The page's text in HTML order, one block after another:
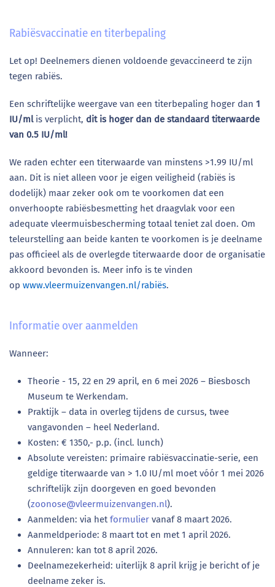
Rabiësvaccinatie en titerbepaling
Let op! Deelnemers dienen voldoende gevaccineerd te zijn
tegen rabiës.
Een schriftelijke weergave van een titerbepaling hoger dan 1
IU/mlis verplicht, dit is hoger dan de standaard titerwaarde
van 0.5 IU/ml!
We raden echter een titerwaarde van minstens >1.99 IU/ml
aan. Dit is niet alleen voor je eigen veiligheid (rabiës is
dodelijk) maar zeker ook om te voorkomen dat een
onverhoopte rabiësbesmetting het draagvlak voor een
adequate vleermuisbescherming totaal teniet zal doen. Om
teleurstelling aan beide kanten te voorkomen is je deelname
pas officieel als de overlegde titerwaarde door de organisatie
akkoord bevonden is. Meer info is te vinden
op www.vleermuizenvangen.nl/rabiës.
Informatie over aanmelden
Wanneer:
Theorie - 15, 22 en 29 april, en 6 mei 2026 – Biesbosch
Museum te Werkendam.
Praktijk – data in overleg tijdens de cursus, twee
vangavonden – heel Nederland.
Kosten: € 1350,- p.p. (incl. lunch)
Absolute vereisten: primaire rabiësvaccinatie-serie, een
geldige titerwaarde van > 1.0 IU/ml moet vóór 1 mei 2026
schriftelijk zijn doorgeven en goed bevonden
(zoonose@vleermuizenvangen.nl).
Aanmelden: via hetformulier vanaf 8 maart 2026.
Aanmeldperiode: 8 maart tot en met 1 april 2026.
Annuleren: kan tot 8 april 2026.
Deelnamezekerheid: uiterlijk 8 april krijg je bericht of je
deelname zeker is.